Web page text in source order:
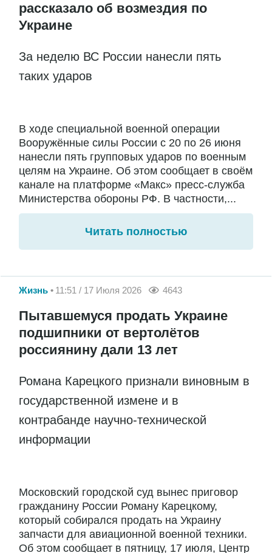
рассказало об возмездия по
Украине
За неделю ВС России нанесли пять
таких ударов
В ходе специальной военной операции
Вооружённые силы России с 20 по 26 июня
нанесли пять групповых ударов по военным
целям на Украине. Об этом сообщает в своём
канале на платформе «Макс» пресс-служба
Министерства обороны РФ. В частности,...
Читать полностью
Жизнь 11:51 / 17 Июля 2026 4643
Пытавшемуся продать Украине
подшипники от вертолётов
россиянину дали 13 лет
Романа Карецкого признали виновным в
государственной измене и в
контрабанде научно-технической
информации
Московский городской суд вынес приговор
гражданину России Роману Карецкому,
который собирался продать на Украину
запчасти для авиационной военной техники.
Об этом сообщает в пятницу, 17 июля, Центр